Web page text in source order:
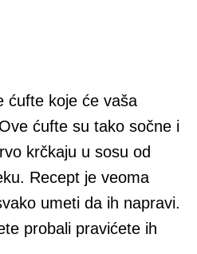
ćufte koje će vaša
ćufte su tako sočne i
krčkaju u sosu od
Recept je veoma
umeti da ih napravi.
probali pravićete ih